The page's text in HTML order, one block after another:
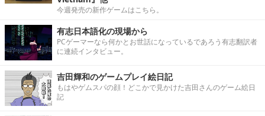
今週発売の新作ゲームはこちら。
有志日本語化の現場から
PCゲーマーなら何かとお世話になっているであろう有志翻訳者
に連続インタビュー。
吉田輝和のゲームプレイ絵日記
もはやゲムスパの顔！どこかで見かけた吉田さんのゲーム絵日
記